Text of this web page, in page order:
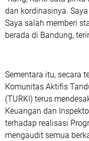
dan kordinasinya.
Saya salah memberi
berada di Bandung,
Sementara itu, secara
Komunitas Aktifis
(TURKI) terus
Keuangan dan
terhadap realisasi
mengaudit semua